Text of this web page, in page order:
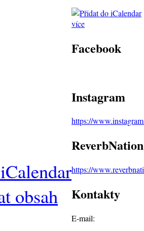
více
Facebook
Instagram
https://
ReverbNation
https://
Kontakty
E-mail: